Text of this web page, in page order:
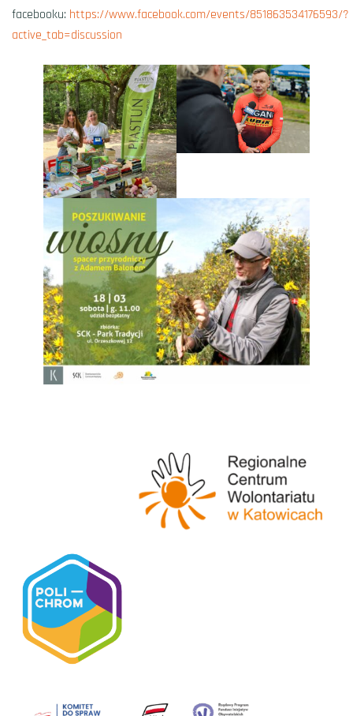
facebooku: https://www.facebook.com/events/851863534176593/?
active_tab=discussion